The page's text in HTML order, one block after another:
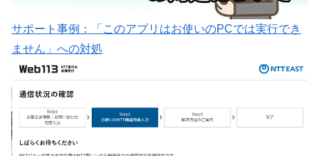
サポート事例：「このアプリはお使いのPCでは実行でき
ません」への対処